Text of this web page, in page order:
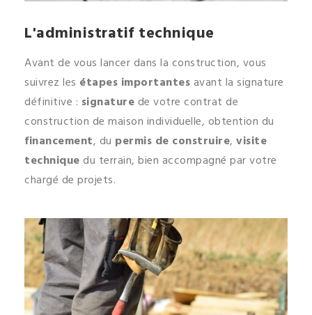
L'administratif technique
Avant de vous lancer dans la construction, vous
suivrez les étapes importantesavant la signature
définitive : signaturede votre contrat de
construction de maison individuelle, obtention du
financement, du permis de construire, visite
techniquedu terrain, bien accompagné par votre
chargé de projets.